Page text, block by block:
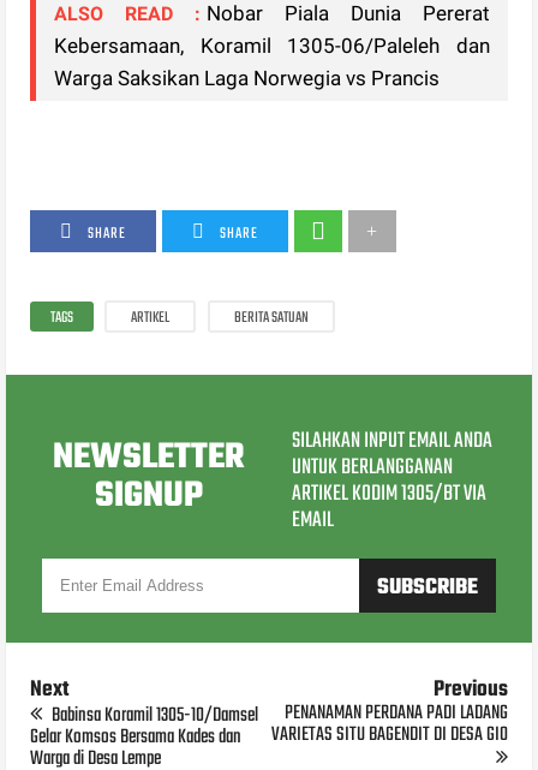
ALSO READ : Nobar Piala Dunia Pererat
Kebersamaan, Koramil 1305-06/Paleleh dan
Warga Saksikan Laga Norwegia vs Prancis
SHARE SHARE
TAGS ARTIKEL BERITA SATUAN
NEWSLETTER
SIGNUP
SILAHKAN INPUT EMAIL ANDA
UNTUK BERLANGGANAN
ARTIKEL KODIM 1305/BT VIA
EMAIL
Next
Babinsa Koramil 1305-10/Damsel
Gelar Komsos Bersama Kades dan
Warga di Desa Lempe
Previous
PENANAMAN PERDANA PADI LADANG
VARIETAS SITU BAGENDIT DI DESA GIO